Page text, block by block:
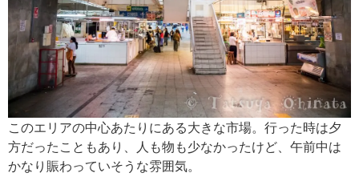
このエリアの中心あたりにある大きな市場。行った時は夕
方だったこともあり、人も物も少なかったけど、午前中は
かなり賑わっていそうな雰囲気。